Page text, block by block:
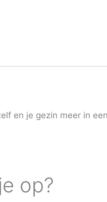
en je gezin meer in
op?